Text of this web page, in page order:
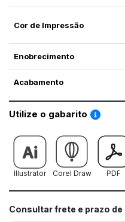
Cor de Impressão
Enobrecimento
Acabamento
Utilize o gabarito Saiba
Illustrator Corel Draw PDF
Consultar frete e prazo de